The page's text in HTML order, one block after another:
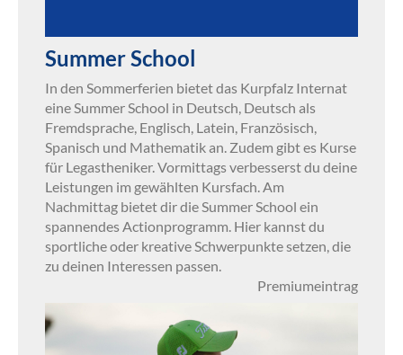
Summer School
In den Sommerferien bietet das Kurpfalz Internat
eine Summer School in Deutsch, Deutsch als
Fremdsprache, Englisch, Latein, Französisch,
Spanisch und Mathematik an. Zudem gibt es Kurse
für Legastheniker. Vormittags verbesserst du deine
Leistungen im gewählten Kursfach. Am
Nachmittag bietet dir die Summer School ein
spannendes Actionprogramm. Hier kannst du
sportliche oder kreative Schwerpunkte setzen, die
zu deinen Interessen passen.
Premiumeintrag